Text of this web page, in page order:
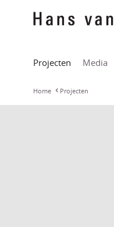
Projecten Media
Home Projecten